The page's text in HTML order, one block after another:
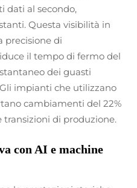
dati al secondo,
Questa visibilità in
precisione di
il tempo di fermo del
dei guasti
impianti che utilizzano
cambiamenti del 22%
di produzione.
con AI e machine